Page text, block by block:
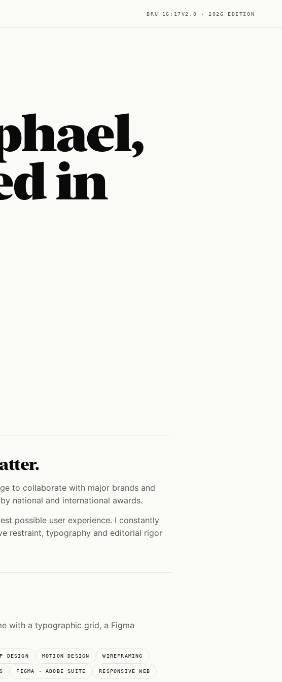
BRU 16:17V2.0 · 2026 EDITION
in
to collaborate with major brands and
national and international awards.
possible user experience. I constantly
restraint, typography and editorial rigor
with a typographic grid, a Figma
DESIGN MOTION DESIGN WIREFRAMING
FIGMA · ADOBE SUITE RESPONSIVE WEB